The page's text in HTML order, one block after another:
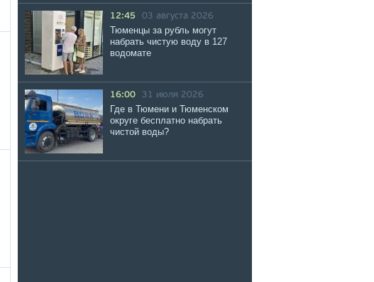
12:45 03 августа 2026
Тюменцы за рубль могут
набрать чистую воду в 127
водомате
16:00 31 июля 2026
Где в Тюмени и Тюменском
округе бесплатно набрать
чистой воды?